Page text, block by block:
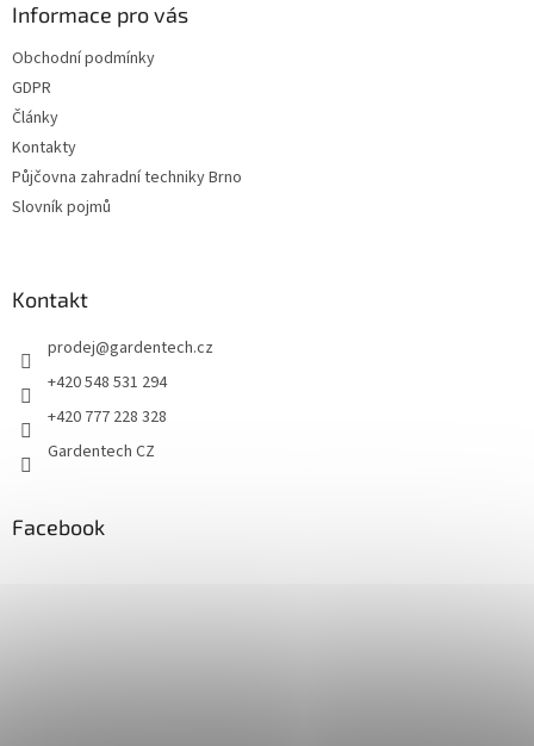
Informace pro vás
Obchodní podmínky
GDPR
Články
Kontakty
Půjčovna zahradní techniky Brno
Slovník pojmů
Kontakt
prodej@gardentech.cz
+420 548 531 294
+420 777 228 328
Gardentech CZ
Facebook